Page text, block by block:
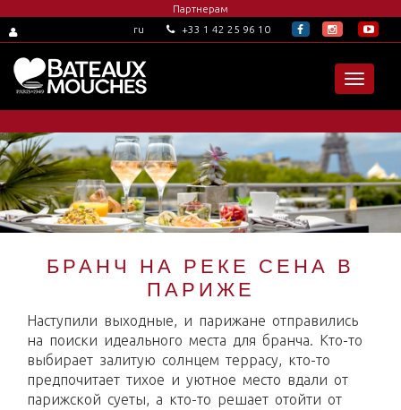
Партнерам
ru
+33 1 42 25 96 10
Toggle
БРАНЧ НА РЕКЕ СЕНА В
ПАРИЖЕ
Наступили выходные, и парижане отправились
на поиски идеального места для бранча. Кто-то
выбирает залитую солнцем террасу, кто-то
предпочитает тихое и уютное место вдали от
парижской суеты, а кто-то решает отойти от